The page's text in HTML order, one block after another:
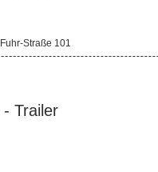
Straße 101
Trailer